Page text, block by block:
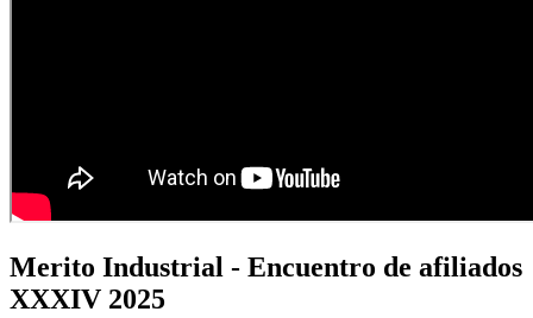
Merito Industrial - Encuentro de afiliados
XXXIV 2025